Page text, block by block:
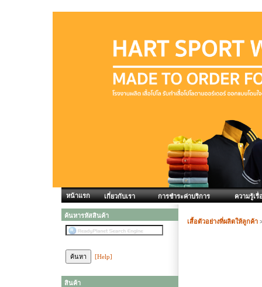
หน้าแรก เกี่ยวกับเรา การชำระค่าบริการ ความรู้เรื่
ค้นหารหัสสินค้า
[Help]
สินค้า
เสื้อตัวอย่างที่ผลิตให้ลูกค้า